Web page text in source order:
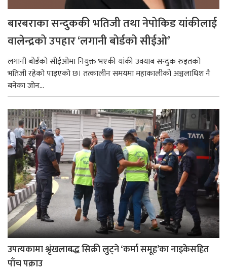
बारबराका सन्दुककी भतिजी तथा नेपोकिड यांकीलाई
वालेन्द्रको उपहार ‘लगानी बोर्डको सीईओ’
लगानी बोर्डको सीईओमा नियुक्त भएकी यांकी उक्याब सन्दुक रुइतको
भतिजी रहेको पाइएको छ। तत्कालीन समयमा महाकालीको अञ्चलाधिश नै
बनेका जोन...
उपत्यकामा श्रृंखलाबद्ध सिक्री लुट्ने ‘कर्मा समूह’का नाइकेसहित
पाँच पक्राउ